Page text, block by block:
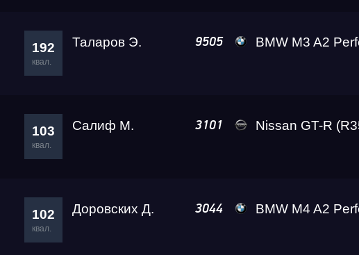
RDRC 2026 4 этап
192
квал.
Таларов Э. 9505 BMW M3 A2
103
квал.
Салиф М. 3101 Nissan GT-R (R35) Real Performance
102
квал.
Доровских Д. 3044 BMW M4 A2